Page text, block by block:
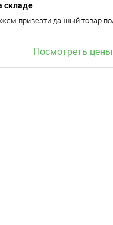
складе
привезти данный товар
Посмотреть